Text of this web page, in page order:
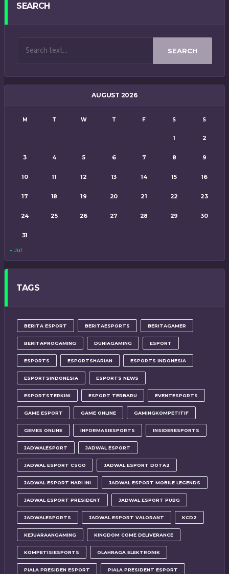
SEARCH
SEARCH
AUGUST 2026
M T W T F S S
1 2
3 4 5 6 7 8 9
10 11 12 13 14 15 16
17 18 19 20 21 22 23
24 25 26 27 28 29 30
31
« Jul
TAGS
BERITA ESPORT BERITAESPORTS BERITAGAMER
BERITAPROGAMING DUNIAGAMING ESPORT
ESPORTS ESPORTSHARIAN ESPORTS INDONESIA
ESPORTSINDONESIA ESPORTS NEWS
ESPORTSTERKINI ESPORT TERBARU EVENTESPORTS
GAME ESPORT GAME ONLINE GAMINGKOMPETITIF
GEMES ONLINE INFORMASIESPORTS INSIDERESPORTS
JADWALESPORT JADWAL ESPORT
JADWAL ESPORT CSGO JADWAL ESPORT DOTA2
JADWAL ESPORT HARI INI JADWAL ESPORT MOBILE LEGENDS
JADWAL ESPORT PRESIDENT JADWAL ESPORT PUBG
JADWALESPORTS JADWAL ESPORT VALORANT KCD2
KEJUARAANGAMING KINGDOM COME DELIVERANCE
KOMPETISIESPORTS OLAHRAGA ELEKTRONIK
PIALA PRESIDEN ESPORT PIALA PRESIDENT ESPORT